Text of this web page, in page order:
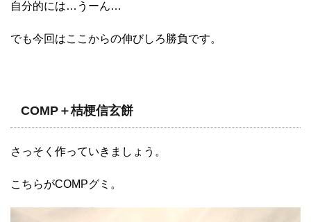
自分的には…うーん…
でも今回はここからの伸びしろ勝負です。
COMP＋桔梗信玄餅
さっそく作っていきましょう。
こちらがCOMPグミ。